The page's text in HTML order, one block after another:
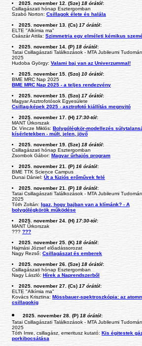
2025. november 12. (Sze) 18 órától:
Csillagászati hónap Esztergomban
Szabó Norton: Csillagok élete és halála
2025. november 13. (Cs)17 órától:
ELTE "Alkímia ma"
Császár Attila: Szimmetria egy elméleti kémikus
2025. november 14. (P) 18 órától:
Tatai Csillagászati Találkozások - MTA Jubileumi
2025
Hudoba György: Valami baj van az Univerzummal!
2025. november 15. (Szo) 10 órától:
BME MRC Nap 2025
BME MRC Nap 2025 - a teljes rendezvény
2025. november 15. (Szo) 17 órától:
Magyar Asztrofotósok Egyesülete
Csillag-képek 2025 - asztrofotó kiállítás megnyitó
2025. november 17. (H) 17:30-tól:
MANT Űrkorszak
Dr. Vincze Miklós: Bolygólégkör-modellezés
kísérletekben - múlt, jelen, jövő
2025. november 19. (Sze) 18 órától:
Csillagászati hónap Esztergomban
Zsombok Gábor: Magyar űrhajós program
2025. november 21. (P) 16 órától:
BME TTK Science Campus
Dunai Dániel: Út a fúziós erőművek felé
2025. november 21. (P) 18 órától:
Tatai Csillagászati Találkozások - MTA Jubileumi
2025
Tóth Zoltán: Igaz, hogy bajban van a klímánk? - A
bolygólégkörök működése
2025. november 24. (H) 17:30-tól:
MANT Űrkorszak
??? ???
2025. november 25. (K) 18 órától:
Hajmási József előadássorozat
Nagy Rezső: Csillagászat és emberek
2025. november 26. (Sze) 18 órától:
Csillagászati hónap Esztergomban
Nagy László: Hírek a Naprendszerből
2025. november 27. (Cs) 17 órától:
ELTE "Alkímia ma"
Kovács Krisztina: Mössbauer-spektroszkópia: az
csillagokig
2025. november 28. (P)18 órától:
Tatai Csillagászati Találkozások - MTA Jubileumi
2025
Tóth Imre, csillagász, emeritusz kutató: Kis égitestek
porkibocsátása